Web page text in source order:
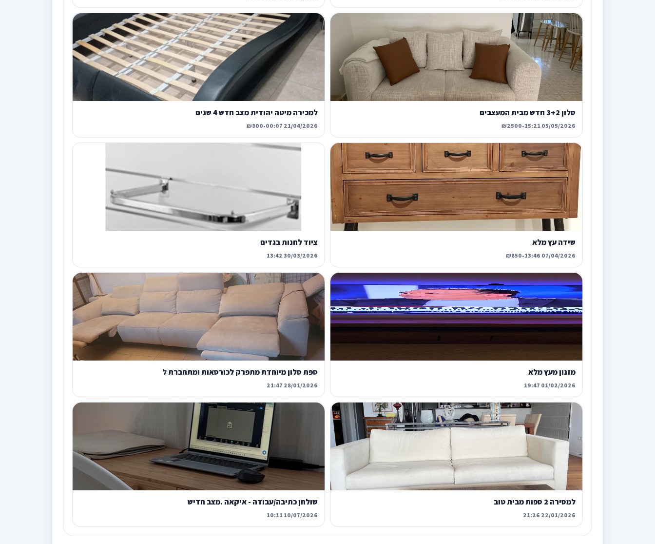
סלון 3+2 חדש מבית המעצבים
05/05/2026 15:21
•
₪2500
למכירה מיטה יהודית מצב חדש 4 שנים
21/04/2026 00:07
•
₪800
שידה עץ מלא
07/04/2026 13:46
•
₪850
ציוד לחנות בגדים
30/03/2026 13:42
מזנון מעץ מלא
01/02/2026 19:47
ספת סלון מיוחדת מתפרק לכורסאות ומתחברת ל
28/01/2026 21:47
למסירה 2 ספות מבית טוב
22/01/2026 21:26
שולחן כתיבה/עבודה - איקאה .מצב חדיש
10/07/2026 10:11